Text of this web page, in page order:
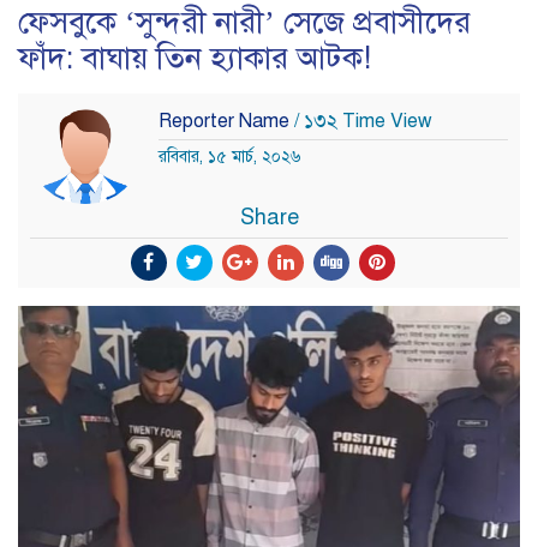
ফেসবুকে ‘সুন্দরী নারী’ সেজে প্রবাসীদের
ফাঁদ: বাঘায় তিন হ্যাকার আটক!
Reporter Name / ১৩২ Time View
রবিবার, ১৫ মার্চ, ২০২৬
Share